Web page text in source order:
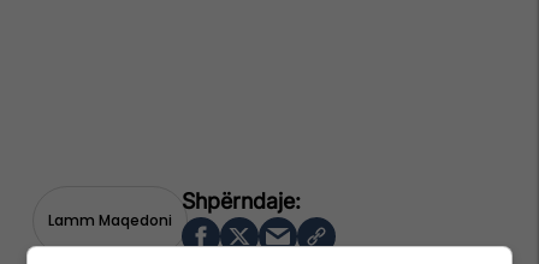
Lamm Maqedoni